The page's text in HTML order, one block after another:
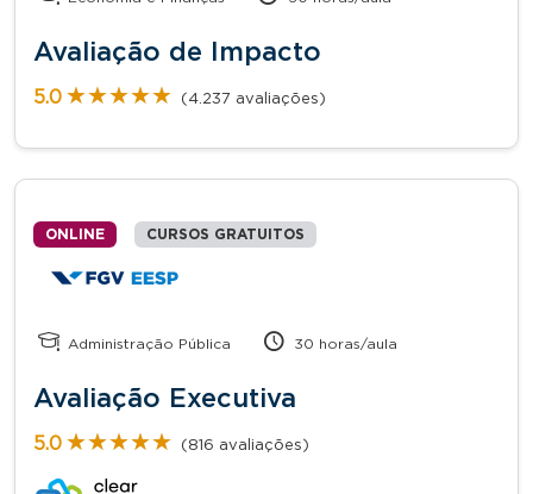
Avaliação de Impacto
5.0 ★★★★★
★★★★★ (4.237 avaliações)
ONLINE CURSOS GRATUITOS
Administração Pública 30 horas/aula
Avaliação Executiva
5.0 ★★★★★
★★★★★ (816 avaliações)